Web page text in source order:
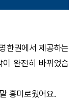
한권에서 제공하는
완전히 바뀌었습
흥미로웠어요.